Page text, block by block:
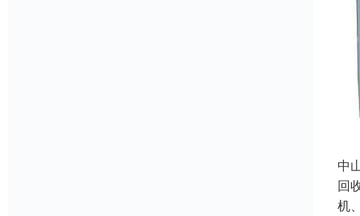
中
回
机